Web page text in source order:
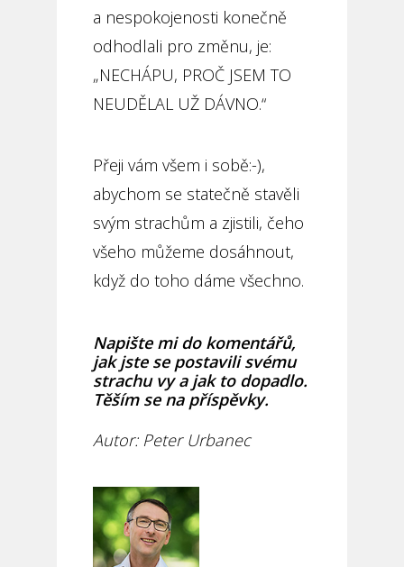
a nespokojenosti konečně
odhodlali pro změnu, je:
„NECHÁPU, PROČ JSEM TO
NEUDĚLAL UŽ DÁVNO.“
Přeji vám všem i sobě:-),
abychom se statečně stavěli
svým strachům a zjistili, čeho
všeho můžeme dosáhnout,
když do toho dáme všechno.
Napište mi do komentářů,
jak jste se postavili svému
strachu vy a jak to dopadlo.
Těším se na příspěvky.
Autor: Peter Urbanec